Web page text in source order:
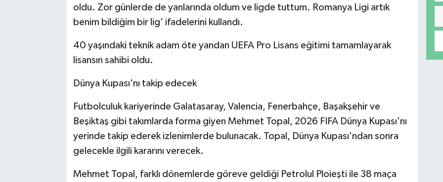
oldu. Zor günlerde de yanlarında oldum ve ligde tuttum. Romanya Ligi artık
benim bildiğim bir lig' ifadelerini kullandı.
40 yaşındaki teknik adam öte yandan UEFA Pro Lisans eğitimi tamamlayarak
lisansın sahibi oldu.
Dünya Kupası'nı takip edecek
Futbolculuk kariyerinde Galatasaray, Valencia, Fenerbahçe, Başakşehir ve
Beşiktaş gibi takımlarda forma giyen Mehmet Topal, 2026 FIFA Dünya Kupası'nı
yerinde takip ederek izlenimlerde bulunacak. Topal, Dünya Kupası'ndan sonra
gelecekle ilgili kararını verecek.
Mehmet Topal, farklı dönemlerde göreve geldiği Petrolul Ploieşti ile 38 maça